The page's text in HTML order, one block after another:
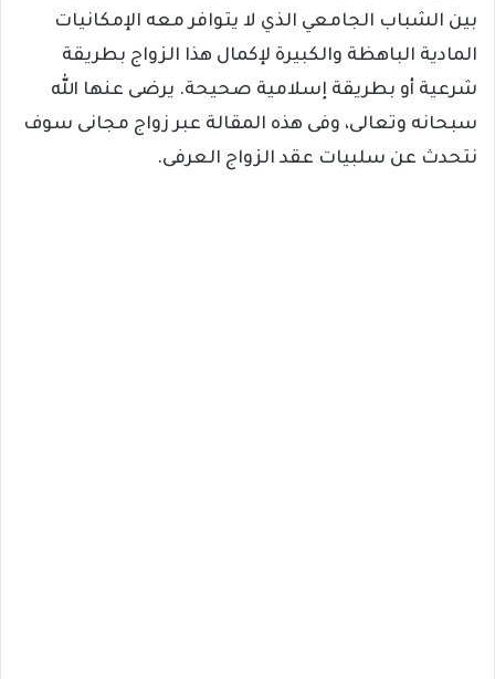
بين الشباب الجامعي الذي لا يتوافر معه الإمكانيات
المادية الباهظة والكبيرة لإكمال هذا الزواج بطريقة
شرعية أو بطريقة إسلامية صحيحة. يرضى عنها الله
سبحانه وتعالى، وفى هذه المقالة عبر زواج مجانى سوف
نتحدث عن سلبيات عقد الزواج العرفى.